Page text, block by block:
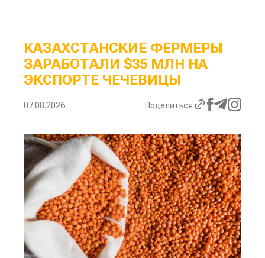
КАЗАХСТАНСКИЕ ФЕРМЕРЫ
ЗАРАБОТАЛИ $35 МЛН НА
ЭКСПОРТЕ ЧЕЧЕВИЦЫ
07.08.2026 Поделиться